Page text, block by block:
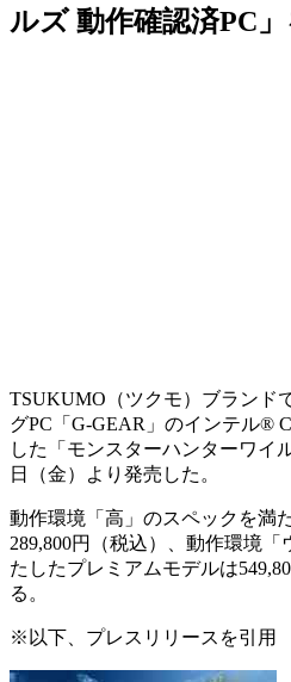
ルズ 動作確認済PC
TSUKUMO（ツクモ）ブランド
グPC「G-GEAR」のインテル®
した
「モンスターハンターワイ
日（金）より発売した。
動作環境「高」のスペックを満
289,800円（税込）
、動作環境
たしたプレミアムモデルは
る。
※以下、プレスリリースを引用